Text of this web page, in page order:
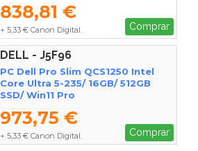
838,81 €
+ 5,33 € Canon Digital. Comprar
DELL - J5F96
PC Dell Pro Slim QCS1250 Intel
Core Ultra 5-235/ 16GB/ 512GB
SSD/ Win11 Pro
973,75 €
+ 5,33 € Canon Digital. Comprar